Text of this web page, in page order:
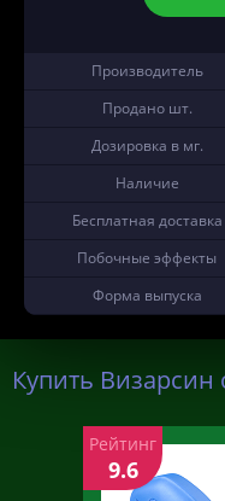
Производитель
Продано шт.
Дозировка в мг.
Наличие
Бесплатная доставка
Побочные эффекты
Форма выпуска
Купить Визарсин
Рейтинг
9.6